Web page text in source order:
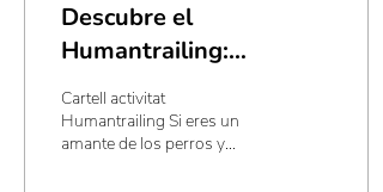
Descubre el
Humantrailing:
¡Fortalece el vínculo con
tu perro mientras os
divertís! 🐶🔎
Cartell activitat
Humantrailing Si eres un
amante de los perros y